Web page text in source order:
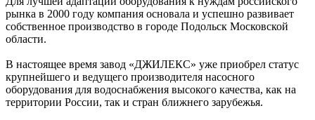
рынка в 2000 году компания основала и успешно развивает
собственное производство в городе Подольск Московской
области.
В настоящее время завод «ДЖИЛЕКС» уже приобрел статус
крупнейшего и ведущего производителя насосного
оборудования для водоснабжения высокого качества, как на
территории России, так и стран ближнего зарубежья.